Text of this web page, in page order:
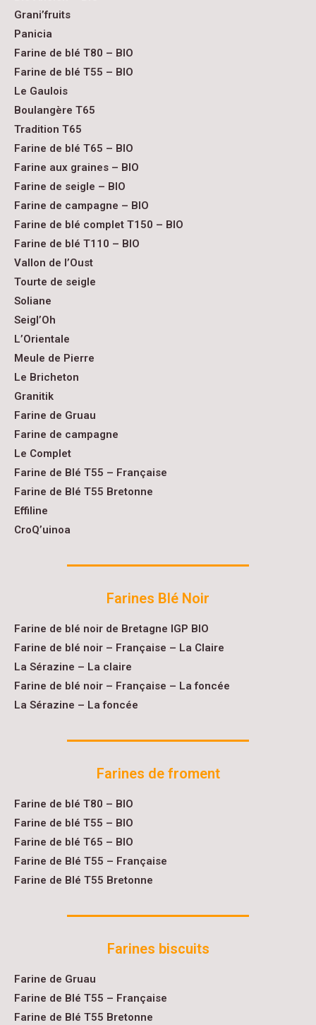
Grani’fruits
Panicia
Farine de blé T80 – BIO
Farine de blé T55 – BIO
Le Gaulois
Boulangère T65
Tradition T65
Farine de blé T65 – BIO
Farine aux graines – BIO
Farine de seigle – BIO
Farine de campagne – BIO
Farine de blé complet T150 – BIO
Farine de blé T110 – BIO
Vallon de l’Oust
Tourte de seigle
Soliane
Seigl’Oh
L’Orientale
Meule de Pierre
Le Bricheton
Granitik
Farine de Gruau
Farine de campagne
Le Complet
Farine de Blé T55 – Française
Farine de Blé T55 Bretonne
Effiline
CroQ’uinoa
Farines Blé Noir
Farine de blé noir de Bretagne IGP BIO
Farine de blé noir – Française – La Claire
La Sérazine – La claire
Farine de blé noir – Française – La foncée
La Sérazine – La foncée
Farines de froment
Farine de blé T80 – BIO
Farine de blé T55 – BIO
Farine de blé T65 – BIO
Farine de Blé T55 – Française
Farine de Blé T55 Bretonne
Farines biscuits
Farine de Gruau
Farine de Blé T55 – Française
Farine de Blé T55 Bretonne